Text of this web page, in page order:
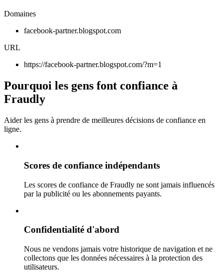
Domaines
facebook-partner.blogspot.com
URL
https://facebook-partner.blogspot.com/?m=1
Pourquoi les gens font confiance à
Fraudly
Aider les gens à prendre de meilleures décisions de confiance en
ligne.
Scores de confiance indépendants
Les scores de confiance de Fraudly ne sont jamais influencés
par la publicité ou les abonnements payants.
Confidentialité d'abord
Nous ne vendons jamais votre historique de navigation et ne
collectons que les données nécessaires à la protection des
utilisateurs.